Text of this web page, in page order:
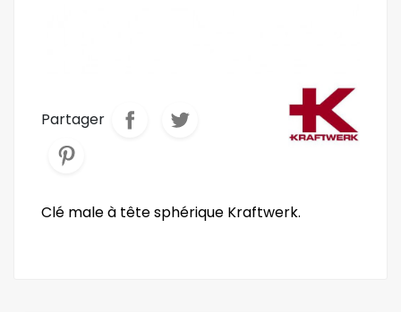
Partager
Clé male à tête sphérique Kraftwerk.